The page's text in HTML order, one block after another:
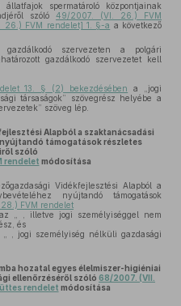
spermatároló központjainak
szóló 49/2007. (VI. 26.) FVM
26.) FVM rendelet] 1. §-a a következő
szervezeten a polgári
gazdálkodó szervezetet kell
13. § (2) bekezdésében a „jogi
társaságok” szövegrész helyébe a
szöveg lép.
Alapból a szaktanácsadási
támogatások részletes
szóló
rendelet módosítása
Vidékfejlesztési Alapból a
nyújtandó támogatások
FVM rendelet
az „ , illetve jogi személyiséggel nem
és
„ , jogi személyiség nélküli gazdasági
hozatal egyes élelmiszer-higiéniai
ellenőrzéséről szóló 68/2007. (VII.
rendelet módosítása